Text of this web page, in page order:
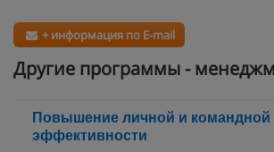
+ информация по E-mail
Другие программы -
Повышение личной и командной
эффективности